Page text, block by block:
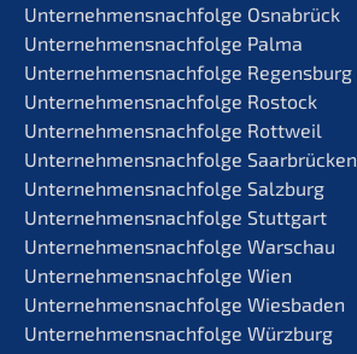
Unternehmens­nachfolge Osnabrück
Unternehmens­nachfolge Palma
Unternehmens­nachfolge Regensburg
Unternehmens­nachfolge Rostock
Unternehmens­nachfolge Rottweil
Unternehmens­nachfolge Saarbrücken
Unternehmens­nachfolge Salzburg
Unternehmens­nachfolge Stuttgart
Unternehmens­nachfolge Warschau
Unternehmens­nachfolge Wien
Unternehmens­nachfolge Wiesbaden
Unternehmens­nachfolge Würzburg